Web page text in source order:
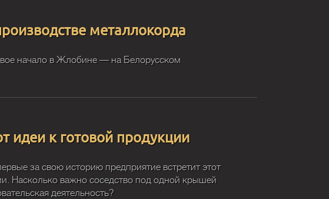
металлокорда
начало в Жлобине — на Белорусском
идеи к готовой продукции
за свою историю предприятие встретит этот
Насколько важно соседство под одной крышей
деятельность?